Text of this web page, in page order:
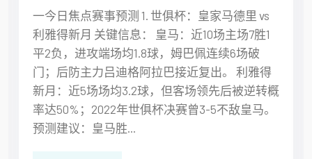
一今日焦点赛事预测 1. 世俱杯：皇家马德里 vs
利雅得新月 关键信息： 皇马：近10场主场7胜1
平2负，进攻端场均1.8球，姆巴佩连续6场破
门；后防主力吕迪格阿拉巴接近复出。 利雅得
新月：近5场场均3.2球，但客场领先后被逆转概
率达50%；2022年世俱杯决赛曾3-5不敌皇马。
预测建议：皇马胜...